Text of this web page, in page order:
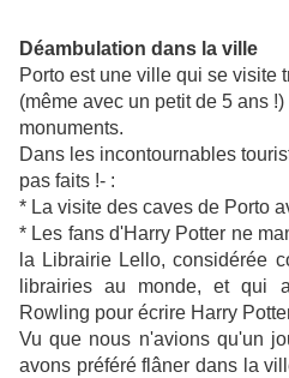
Déambulation dans la ville
Porto est une ville qui se visite
(même avec un petit de 5 ans
monuments.
Dans les incontournables
pas faits !- :
* La visite des caves de Porto
* Les fans d'Harry Potter ne
la Librairie Lello, considérée
librairies au monde, et qui
Rowling pour écrire Harry
Vu que nous n'avions qu'un
avons préféré flâner dans la